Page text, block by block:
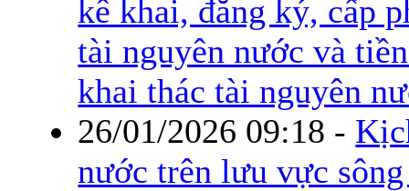
kê khai, đăng ký, cấp
tài nguyên nước và
khai thác tài nguyên
26/01/2026 09:18 -
nước trên lưu vực